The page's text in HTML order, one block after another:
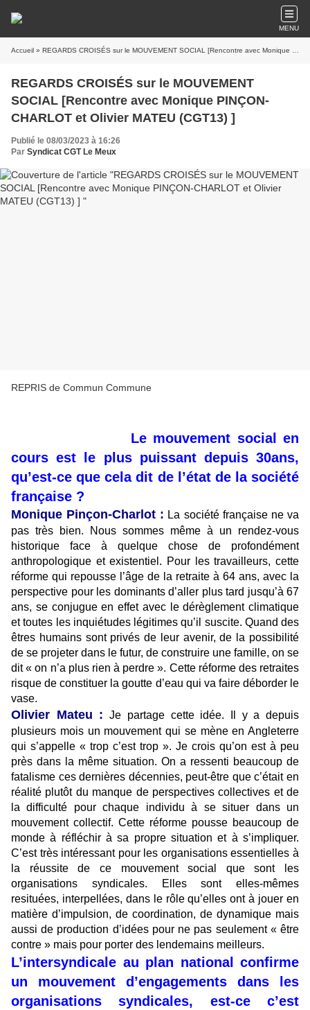
MENU
Accueil » REGARDS CROISÉS sur le MOUVEMENT SOCIAL [Rencontre avec Monique PINÇON-CHARLOT et Olivier MATEU (CGT13) ]
REGARDS CROISÉS sur le MOUVEMENT
SOCIAL [Rencontre avec Monique PINÇON-
CHARLOT et Olivier MATEU (CGT13) ]
Publié le 08/03/2023 à 16:26
Par Syndicat CGT Le Meux
REPRIS de Commun Commune
Le mouvement social en
cours est le plus puissant depuis 30ans,
qu’est-ce que cela dit de l’état de la société
française ?
Monique Pinçon-Charlot : La société française ne va
pas très bien. Nous sommes même à un rendez-vous
historique face à quelque chose de profondément
anthropologique et existentiel. Pour les travailleurs, cette
réforme qui repousse l’âge de la retraite à 64 ans, avec la
perspective pour les dominants d’aller plus tard jusqu’à 67
ans, se conjugue en effet avec le dérèglement climatique
et toutes les inquiétudes légitimes qu’il suscite. Quand des
êtres humains sont privés de leur avenir, de la possibilité
de se projeter dans le futur, de construire une famille, on se
dit « on n’a plus rien à perdre ». Cette réforme des retraites
risque de constituer la goutte d’eau qui va faire déborder le
vase.
Olivier Mateu : Je partage cette idée. Il y a depuis
plusieurs mois un mouvement qui se mène en Angleterre
qui s’appelle « trop c’est trop ». Je crois qu’on est à peu
près dans la même situation. On a ressenti beaucoup de
fatalisme ces dernières décennies, peut-être que c’était en
réalité plutôt du manque de perspectives collectives et de
la difficulté pour chaque individu à se situer dans un
mouvement collectif. Cette réforme pousse beaucoup de
monde à réfléchir à sa propre situation et à s’impliquer.
C’est très intéressant pour les organisations essentielles à
la réussite de ce mouvement social que sont les
organisations syndicales. Elles sont elles-mêmes
resituées, interpellées, dans le rôle qu’elles ont à jouer en
matière d’impulsion, de coordination, de dynamique mais
aussi de production d’idées pour ne pas seulement « être
contre » mais pour porter des lendemains meilleurs.
L’intersyndicale au plan national confirme
un mouvement d’engagements dans les
organisations syndicales, est-ce c’est